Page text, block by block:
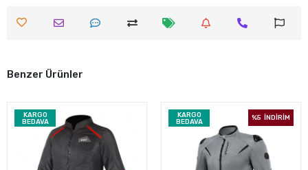
Benzer Ürünler
KARGO
BEDAVA
KARGO
BEDAVA
%5 İNDİRİM